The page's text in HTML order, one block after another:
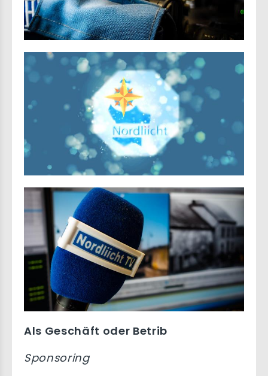
Als Geschäft oder Betrib
Sponsoring